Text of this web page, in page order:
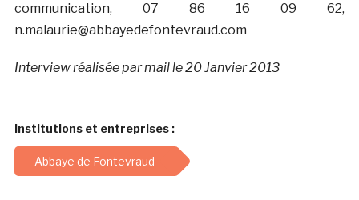
communication, 07 86 16 09 62,
n.malaurie@abbayedefontevraud.com
Interview réalisée par mail le 20 Janvier 2013
Institutions et entreprises :
Abbaye de Fontevraud